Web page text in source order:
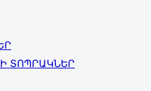
ՏՈՊՐԱԿՆԵՐ